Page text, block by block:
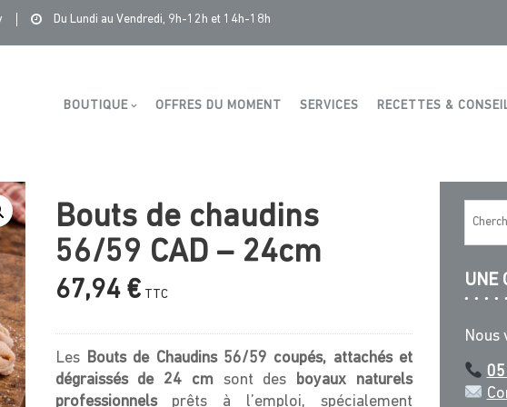
Du Lundi au Vendredi, 9h-12h et 14h-18h
BOUTIQUE OFFRES DU MOMENT SERVICES RECETTES &
Boutique
Bouts de chaudins
56/59 CAD – 24cm
67,94 € TTC
Les Bouts de Chaudins 56/59 coupés, attachés et
dégraissés de 24 cmsont des boyaux naturels
professionnelsprêts à l’emploi, spécialement
UNE
Nous